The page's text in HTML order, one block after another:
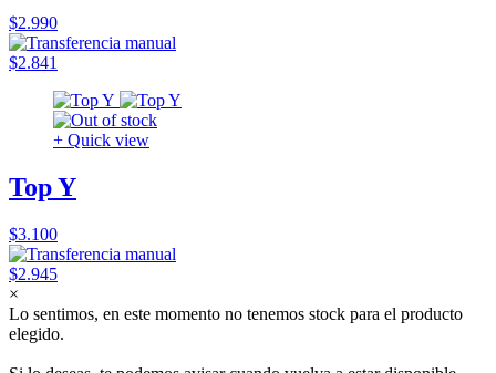
$2.990
$2.841
+ Quick view
Top Y
$3.100
$2.945
×
Lo sentimos, en este momento no tenemos stock para el producto
elegido.